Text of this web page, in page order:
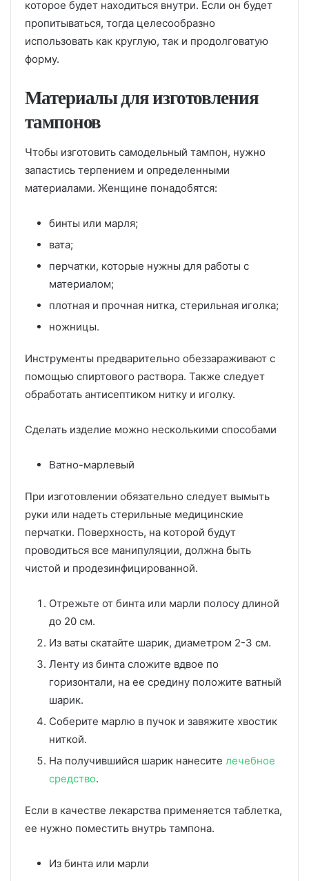
которое будет находиться внутри. Если он будет
пропитываться, тогда целесообразно
использовать как круглую, так и продолговатую
форму.
Материалы для изготовления
тампонов
Чтобы изготовить самодельный тампон, нужно
запастись терпением и определенными
материалами. Женщине понадобятся:
бинты или марля;
вата;
перчатки, которые нужны для работы с
материалом;
плотная и прочная нитка, стерильная иголка;
ножницы.
Инструменты предварительно обеззараживают с
помощью спиртового раствора. Также следует
обработать антисептиком нитку и иголку.
Сделать изделие можно несколькими способами
Ватно-марлевый
При изготовлении обязательно следует вымыть
руки или надеть стерильные медицинские
перчатки. Поверхность, на которой будут
проводиться все манипуляции, должна быть
чистой и продезинфицированной.
Отрежьте от бинта или марли полосу длиной
до 20 см.
Из ваты скатайте шарик, диаметром 2-3 см.
Ленту из бинта сложите вдвое по
горизонтали, на ее средину положите ватный
шарик.
Соберите марлю в пучок и завяжите хвостик
ниткой.
На получившийся шарик нанесите лечебное
средство.
Если в качестве лекарства применяется таблетка,
ее нужно поместить внутрь тампона.
Из бинта или марли